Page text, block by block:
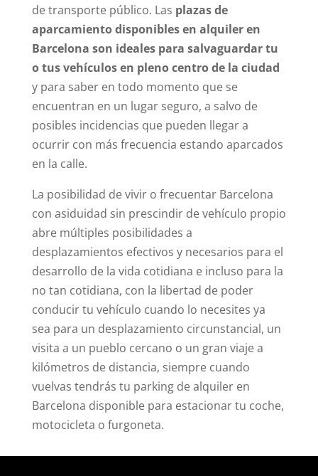
de transporte público. Las plazas de
aparcamiento disponibles en alquiler en
Barcelona son ideales para salvaguardar tu
o tus vehículos en pleno centro de la ciudad
y para saber en todo momento que se
encuentran en un lugar seguro, a salvo de
posibles incidencias que pueden llegar a
ocurrir con más frecuencia estando aparcados
en la calle.
La posibilidad de vivir o frecuentar Barcelona
con asiduidad sin prescindir de vehículo propio
abre múltiples posibilidades a
desplazamientos efectivos y necesarios para el
desarrollo de la vida cotidiana e incluso para la
no tan cotidiana, con la libertad de poder
conducir tu vehículo cuando lo necesites ya
sea para un desplazamiento circunstancial, un
visita a un pueblo cercano o un gran viaje a
kilómetros de distancia, siempre cuando
vuelvas tendrás tu parking de alquiler en
Barcelona disponible para estacionar tu coche,
motocicleta o furgoneta.